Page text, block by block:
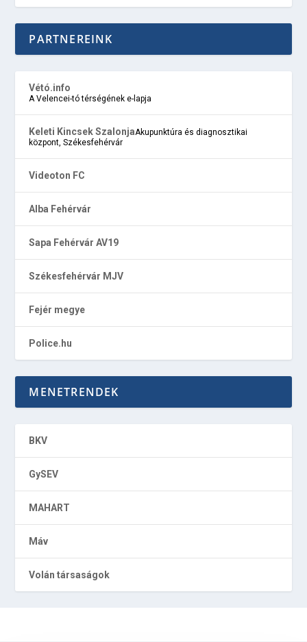
PARTNEREINK
Vétó.info
A Velencei-tó térségének e-lapja
Keleti Kincsek SzalonjaAkupunktúra és diagnosztikai
központ, Székesfehérvár
Videoton FC
Alba Fehérvár
Sapa Fehérvár AV19
Székesfehérvár MJV
Fejér megye
Police.hu
MENETRENDEK
BKV
GySEV
MAHART
Máv
Volán társaságok